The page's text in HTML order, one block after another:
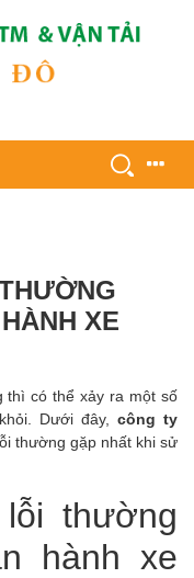
XE
thì có thể xảy ra một số
Dưới đây, công ty
thường gặp nhất khi sử
thường
hành xe